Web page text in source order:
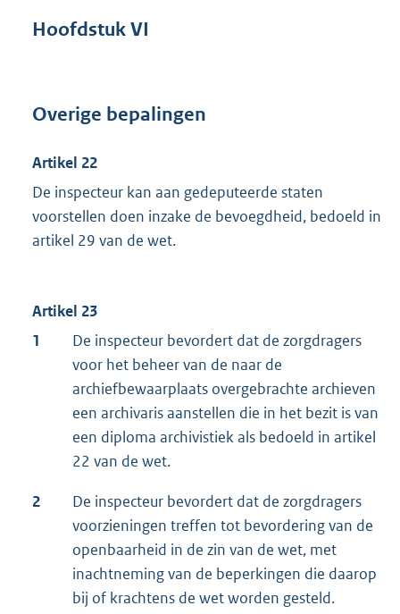
Hoofdstuk VI
Overige bepalingen
Artikel 22
De inspecteur kan aan gedeputeerde staten
voorstellen doen inzake de bevoegdheid, bedoeld in
artikel 29 van de wet.
Artikel 23
1
De inspecteur bevordert dat de zorgdragers
voor het beheer van de naar de
archiefbewaarplaats overgebrachte archieven
een archivaris aanstellen die in het bezit is van
een diploma archivistiek als bedoeld in artikel
22 van de wet.
2
De inspecteur bevordert dat de zorgdragers
voorzieningen treffen tot bevordering van de
openbaarheid in de zin van de wet, met
inachtneming van de beperkingen die daarop
bij of krachtens de wet worden gesteld.